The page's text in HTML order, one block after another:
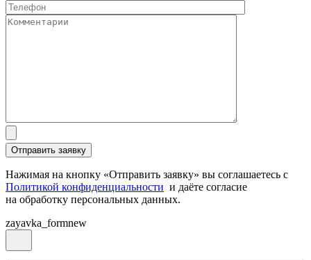
Нажимая на кнопку «Отправить заявку» вы соглашаетесь с
Политикой конфиденциальности и даёте согласие
на обработку персональных данных.
zayavka_formnew